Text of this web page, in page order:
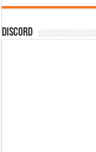
DISCORD